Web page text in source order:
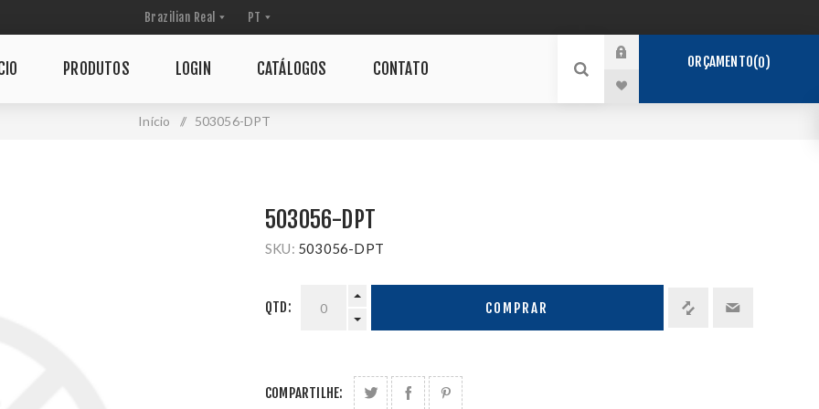
PRODUTOS LOGIN CATÁLOGOS CONTATO ORÇAMENTO 0
Início / 503056-DPT
503056-DPT
SKU: 503056-DPT
QTD: COMPRAR
COMPARTILHE: